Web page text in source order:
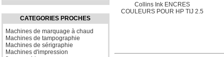
CATEGORIES PROCHES
Machines de marquage à chaud
Machines de tampographie
Machines de sérigraphie
Machines d'impression
Collins Ink ENCRES
COULEURS POUR HP TIJ 2.5